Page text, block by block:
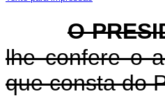
O
lhe confere o
que consta do